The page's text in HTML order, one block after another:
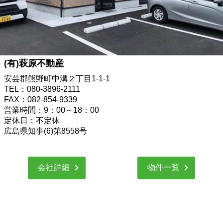
(有)萩原不動産
安芸郡熊野町中溝２丁目1-1-1
TEL：080-3896-2111
FAX：082-854-9339
営業時間：9：00～18：00
定休日：不定休
広島県知事(6)第8558号
会社詳細 物件一覧